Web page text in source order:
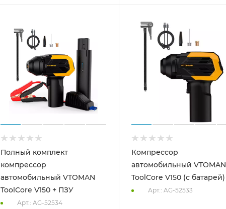
Полный комплект
компрессор
автомобильный VTOMAN
ToolCore V150 + ПЗУ
Арт.: AG-52534
Компрессор
автомобильный VTOMAN
ToolCore V150 (с батарей)
Арт.: AG-52533